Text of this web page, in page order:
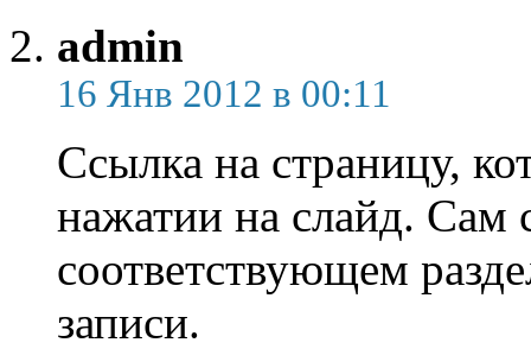
admin
16 Янв 2012 в 00:11
Ссылка на страницу,
нажатии на слайд. Сам
соответствующем
записи.